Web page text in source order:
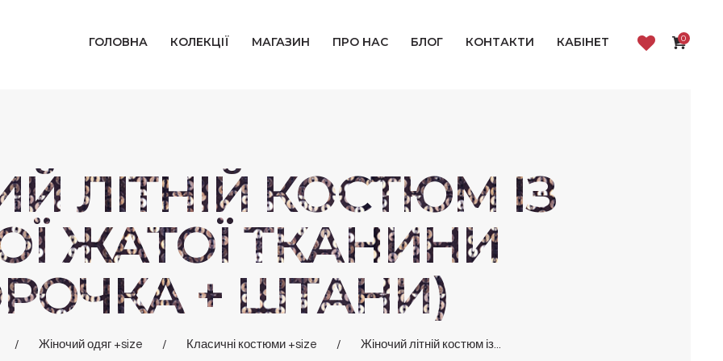
ГОЛОВНА КОЛЕКЦІЇ МАГАЗИН ПРО НАС БЛОГ КОНТАКТИ КАБІНЕТ 0
ЛІТНІЙ КОСТЮМ ІЗ
ЖАТОЇ ТКАНИНИ
+ ШТАНИ)
Жіночий одяг +size Класичні костюми +size Жіночий літній костюм із...
ПРО НАС
БЛОГ
КОНТАКТИ
КАБІНЕТ